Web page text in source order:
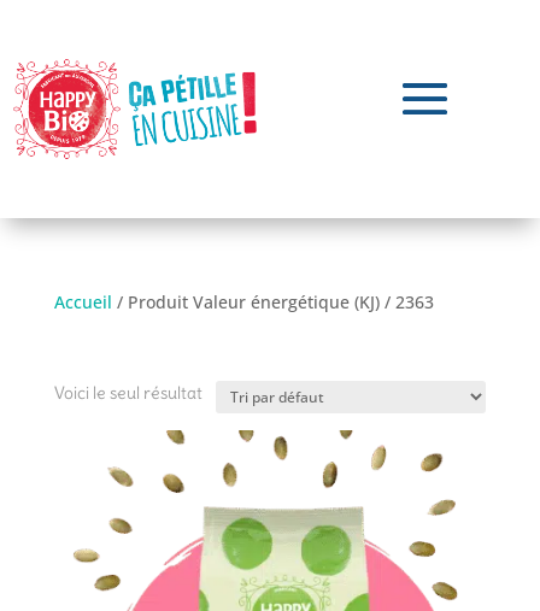
Accueil / Produit Valeur énergétique (KJ) / 2363
Voici le seul résultat